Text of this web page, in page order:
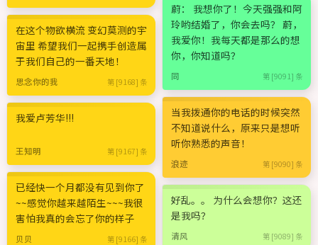
在这个物欲横流 变幻莫测的宇
宙里 希望我们一起携手创造属
于我们自己的一番天地！
思念你的我 第 [9168] 条
我爱卢芳华!!!
王知明 第 [9167] 条
已经快一个月都没有见到你了
~~感觉你越来越陌生~~~我很
害怕我真的会忘了你的样子
贝贝 第 [9166] 条
蔚： 我想你了！今天强强和阿
玲哟结婚了，你会去吗？ 蔚，
我爱你！我每天都是那么的想
你，你知道吗？
同 第 [9091] 条
当我拨通你的电话的时候突然
不知道说什么，原来只是想听
听你熟悉的声音！
浪迹 第 [9090] 条
好乱。。 为什么会想你？这还
是我吗？
清风 第 [9089] 条